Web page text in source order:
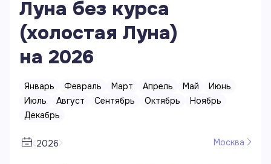
Луна без курса
(холостая Луна)
на 2026
Январь Февраль Март Апрель Май
Июнь
Июль
Август Сентябрь Октябрь
Ноябрь
Декабрь
2026 Москва